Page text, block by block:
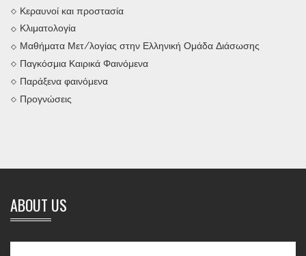
Κεραυνοί και προστασία
Κλιματολογία
Μαθήματα Μετ/λογίας στην Ελληνική Ομάδα Διάσωσης
Παγκόσμια Καιρικά Φαινόμενα
Παράξενα φαινόμενα
Προγνώσεις
ABOUT US